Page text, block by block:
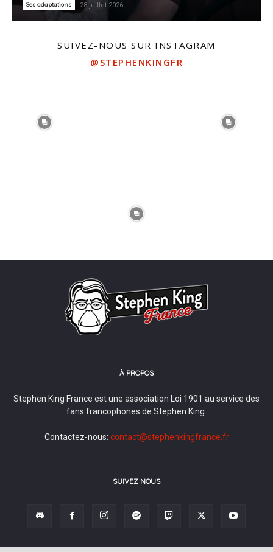
Ses adaptations 28 juillet 2026
SUIVEZ-NOUS SUR INSTAGRAM
@STEPHENKINGFR
À PROPOS
Stephen King France est une association Loi 1901 au service des
fans francophones de Stephen King.
Contactez-nous: contact@stephenkingfrance.fr
SUIVEZ NOUS